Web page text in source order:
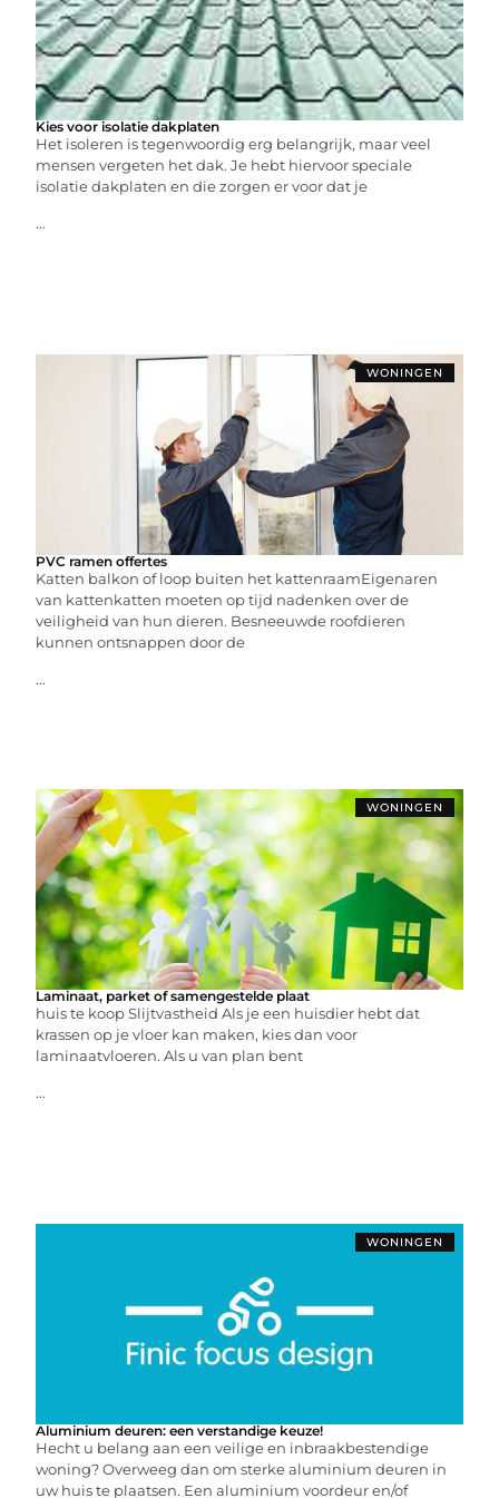
Kies voor isolatie dakplaten
Het isoleren is tegenwoordig erg belangrijk, maar veel
mensen vergeten het dak. Je hebt hiervoor speciale
isolatie dakplaten en die zorgen er voor dat je
...
WONINGEN
PVC ramen offertes
Katten balkon of loop buiten het kattenraamEigenaren
van kattenkatten moeten op tijd nadenken over de
veiligheid van hun dieren. Besneeuwde roofdieren
kunnen ontsnappen door de
...
WONINGEN
Laminaat, parket of samengestelde plaat
huis te koop Slijtvastheid Als je een huisdier hebt dat
krassen op je vloer kan maken, kies dan voor
laminaatvloeren. Als u van plan bent
...
WONINGEN
Aluminium deuren: een verstandige keuze!
Hecht u belang aan een veilige en inbraakbestendige
woning? Overweeg dan om sterke aluminium deuren in
uw huis te plaatsen. Een aluminium voordeur en/of